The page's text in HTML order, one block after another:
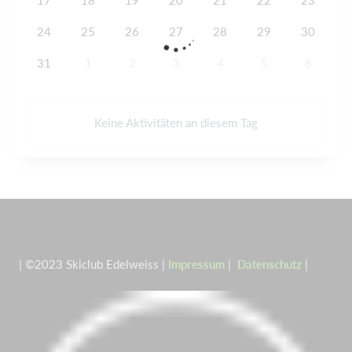
24 25 26 27 28 29 30
31
Keine Aktivitäten an diesem Tag
| ©2023 Skiclub Edelweiss | Impressum | Datenschutz |